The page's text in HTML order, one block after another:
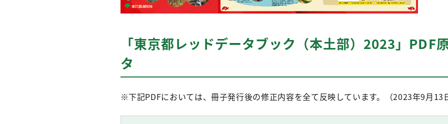
「東京都レッドデータブック（本土部）2023」PDF
タ
※下記PDFにおいては、冊子発行後の修正内容を全て反映しています。（2023年9月13